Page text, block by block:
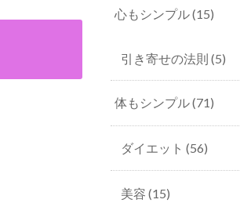
心もシンプル(15)
引き寄せの法則 (5)
体もシンプル(71)
ダイエット (56)
美容 (15)